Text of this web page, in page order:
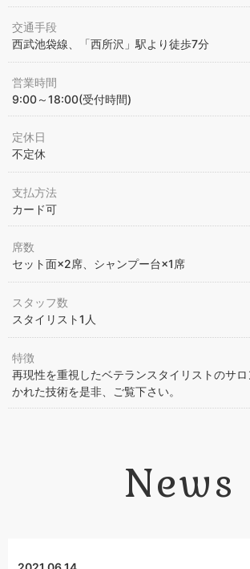
交通手段
西武池袋線、「西所沢」駅より徒歩7分
営業時間
9:00～18:00(受付時間)
定休日
不定休
支払方法
カード可
席数
セット面×2席、シャンプー台×1席
スタッフ数
スタイリスト1人
特徴
再現性を重視したベテランスタイリストのサ
かれた技術を是非、ご覧下さい。
News